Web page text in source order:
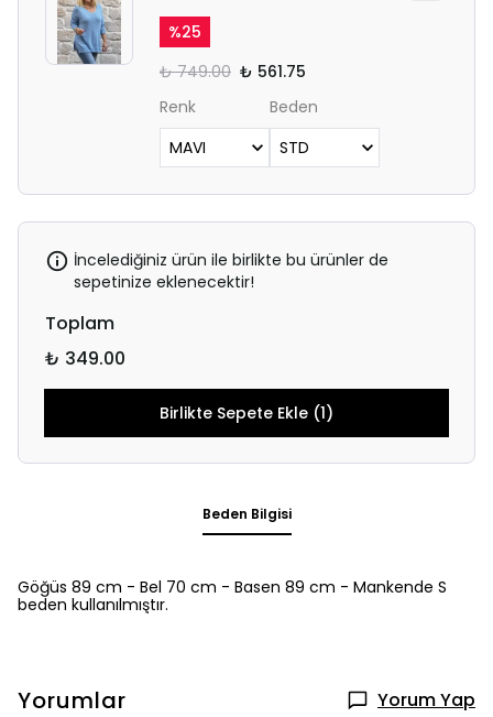
%25
₺ 749.00 ₺ 561.75
Renk
Beden
İncelediğiniz ürün ile birlikte bu ürünler de
sepetinize eklenecektir!
Toplam
₺ 349.00
Birlikte Sepete Ekle (1)
Beden Bilgisi
Göğüs 89 cm - Bel 70 cm - Basen 89 cm - Mankende S
beden kullanılmıştır.
Yorumlar Yorum Yap